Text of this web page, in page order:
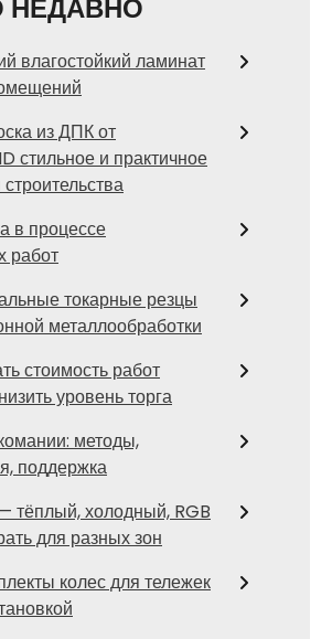
влагостойкий ламинат
из ДПК от
стильное и практичное
в процессе
работ
токарные резцы
металлообработки
стоимость работ
уровень торга
методы,
поддержка
тёплый, холодный, RGB
для разных зон
колес для тележек